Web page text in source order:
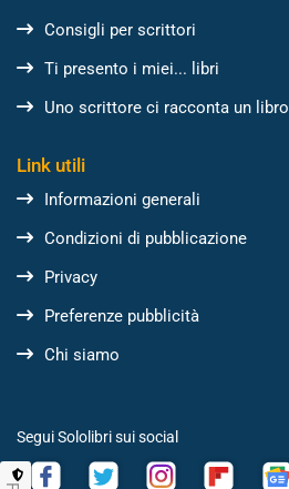
Consigli per scrittori
Ti presento i miei... libri
Uno scrittore ci racconta un libro
Link utili
Informazioni generali
Condizioni di pubblicazione
Privacy
Preferenze pubblicità
Chi siamo
Segui Sololibri sui social